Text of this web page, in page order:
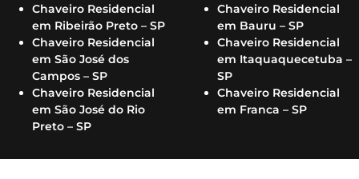
Chaveiro Residencial
em Ribeirão Preto – SP
Chaveiro Residencial
em São José dos
Campos – SP
Chaveiro Residencial
em São José do Rio
Preto – SP
Chaveiro Residencial
em Bauru – SP
Chaveiro Residencial
em Itaquaquecetuba –
SP
Chaveiro Residencial
em Franca – SP